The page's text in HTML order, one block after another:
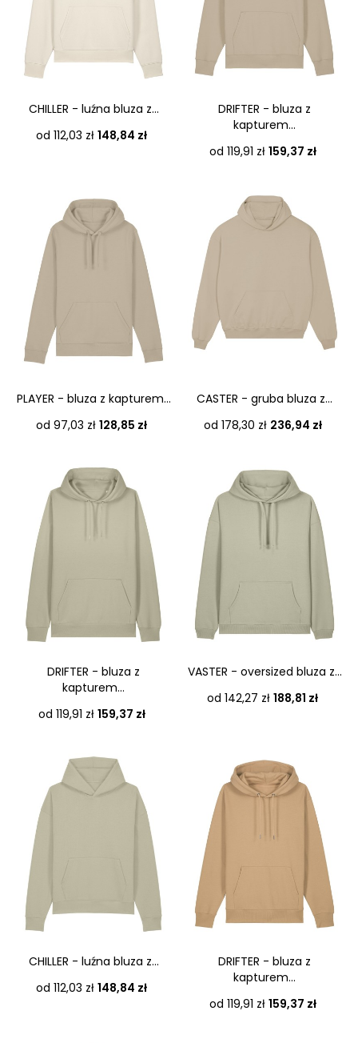
CHILLER - luźna bluza z...
od 112,03 zł Cena
148,84 zł
DRIFTER - bluza z
kapturem...
od 119,91 zł Cena
159,37 zł
PLAYER - bluza z kapturem...
od 97,03 zł Cena
128,85 zł
CASTER - gruba bluza z...
od 178,30 zł Cena
236,94 zł
DRIFTER - bluza z
kapturem...
od 119,91 zł Cena
159,37 zł
VASTER - oversized bluza z...
od 142,27 zł Cena
188,81 zł
CHILLER - luźna bluza z...
od 112,03 zł Cena
148,84 zł
DRIFTER - bluza z
kapturem...
od 119,91 zł Cena
159,37 zł